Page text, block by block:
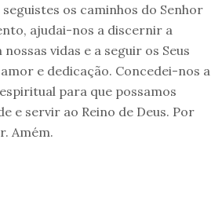
os caminhos do Senhor
ajudai-nos a discernir a
vidas e a seguir os Seus
e dedicação. Concedei-nos a
para que possamos
e servir ao Reino de Deus. Por
Amém.